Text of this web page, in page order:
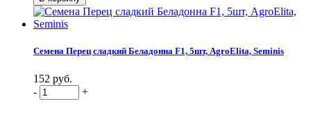
Семена Перец сладкий Беладонна F1, 5шт, AgroElita, Seminis
152 руб.
-
+